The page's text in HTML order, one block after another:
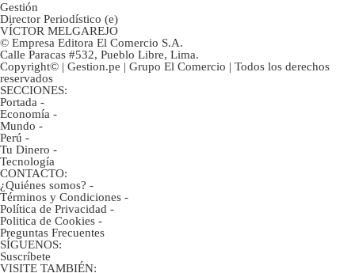
Gestión
Director Periodístico (e)
VÍCTOR MELGAREJO
© Empresa Editora El Comercio S.A.
Calle Paracas #532, Pueblo Libre, Lima.
Copyright© | Gestion.pe | Grupo El Comercio | Todos los derechos
reservados
SECCIONES:
Portada -
Economía -
Mundo -
Perú -
Tu Dinero -
Tecnología
CONTACTO:
¿Quiénes somos? -
Términos y Condiciones -
Política de Privacidad -
Politica de Cookies -
Preguntas Frecuentes
SÍGUENOS:
Suscríbete
VISITE TAMBIÉN: